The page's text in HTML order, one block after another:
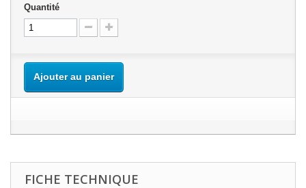
Quantité
Ajouter au panier
FICHE TECHNIQUE